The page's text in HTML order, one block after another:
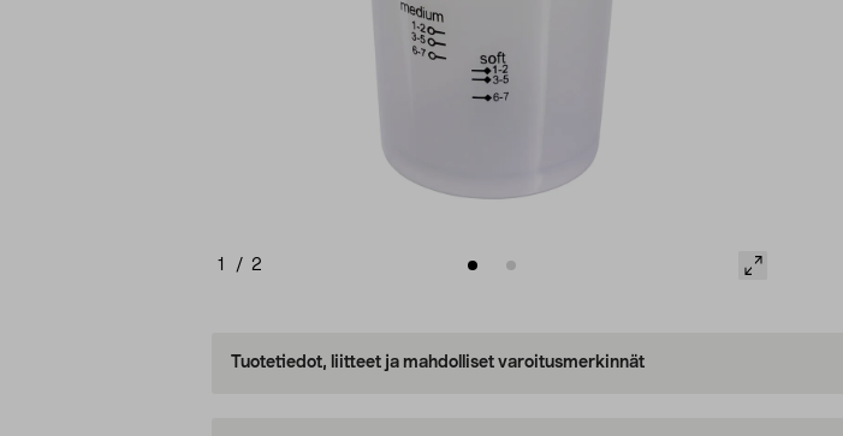
1 / 2
Tuotetiedot, liitteet ja mahdolliset varoitusmerkinnät